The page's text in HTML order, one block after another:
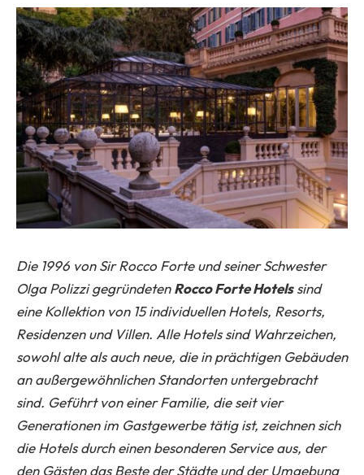
Die 1996 von Sir Rocco Forte und seiner Schwester
Olga Polizzi gegründetenRocco Forte Hotelssind
eine Kollektion von 15 individuellen Hotels, Resorts,
Residenzen und Villen. Alle Hotels sind Wahrzeichen,
sowohl alte als auch neue, die in prächtigen Gebäuden
an außergewöhnlichen Standorten untergebracht
sind. Geführt von einer Familie, die seit vier
Generationen im Gastgewerbe tätig ist, zeichnen sich
die Hotels durch einen besonderen Service aus, der
den Gästen das Beste der Städte und der Umgebung